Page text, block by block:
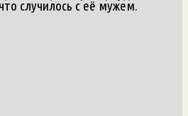
случилось с её мужем.